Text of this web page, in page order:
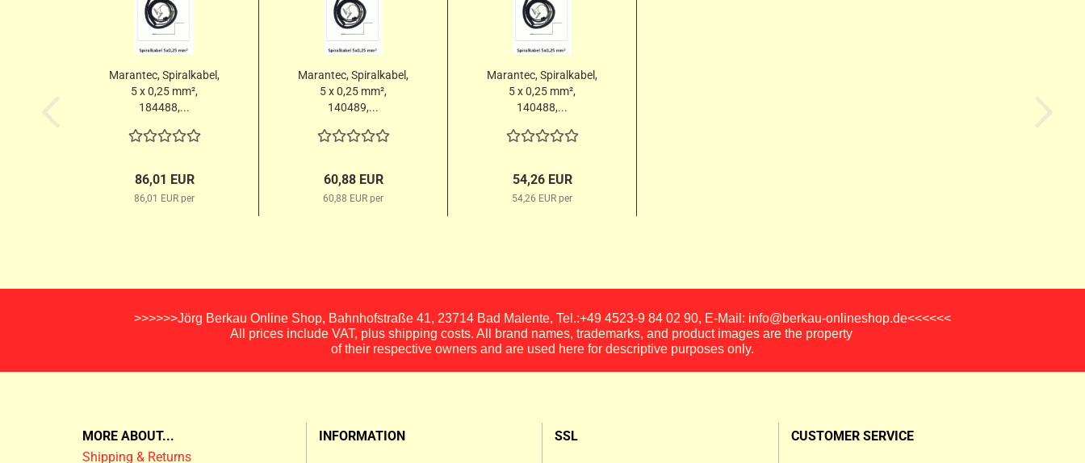
Marantec, Spiralkabel,
5 x 0,25 mm²,
184488,...
86,01 EUR
86,01 EUR per
Marantec, Spiralkabel,
5 x 0,25 mm²,
140489,...
60,88 EUR
60,88 EUR per
Marantec, Spiralkabel,
5 x 0,25 mm²,
140488,...
54,26 EUR
54,26 EUR per
>>>>>>Jörg Berkau Online Shop, Bahnhofstraße 41, 23714 Bad Malente, Tel.:+49 4523-9 84 02 90, E-Mail: info@berkau-onlineshop.de<<<<<<
All prices include VAT, plus shipping costs. All brand names, trademarks, and product images are the property
of their respective owners and are used here for descriptive purposes only.
MORE ABOUT...
Shipping & Returns
INFORMATION SSL CUSTOMER SERVICE